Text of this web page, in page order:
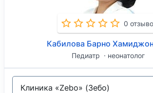
0
Кабилова Барно
Педиатр неонатолог
Клиника «Zebo» (Зебо)